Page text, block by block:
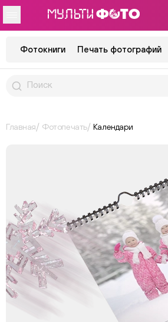
Фотокниги Печать фотографий
Главная Фотопечать Календари